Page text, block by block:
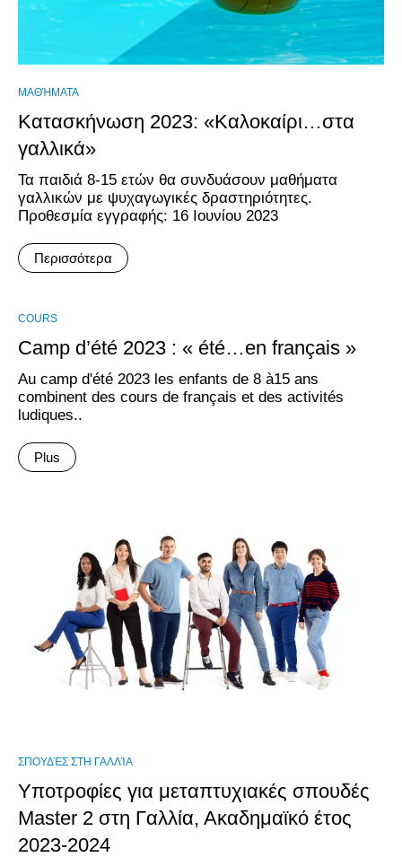
ΜΑΘΉΜΑΤΑ
Κατασκήνωση 2023: «Καλοκαίρι…στα
γαλλικά»
Τα παιδιά 8-15 ετών θα συνδυάσουν μαθήματα
γαλλικών με ψυχαγωγικές δραστηριότητες.
Προθεσμία εγγραφής: 16 Ιουνίου 2023
Περισσότερα
COURS
Camp d’été 2023 : « été…en français »
Au camp d'été 2023 les enfants de 8 à15 ans
combinent des cours de français et des activités
ludiques..
Plus
ΣΠΟΥΔΈΣ ΣΤΗ ΓΑΛΛΊΑ
Υποτροφίες για μεταπτυχιακές σπουδές
Master 2 στη Γαλλία, Ακαδημαϊκό έτος
2023-2024